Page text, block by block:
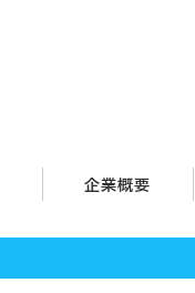
企業概要